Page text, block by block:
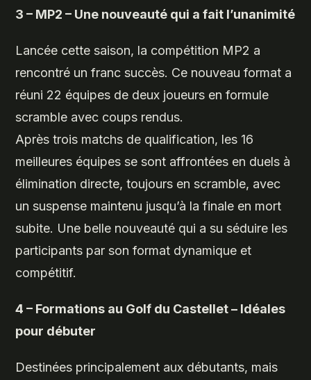
3 – MP2 – Une nouveauté qui a fait l’unanimité
Lancée cette saison, la compétition MP2 a
rencontré un franc succès. Ce nouveau format a
réuni 22 équipes de deux joueurs en formule
scramble avec coups rendus.
Après trois matchs de qualification, les 16
meilleures équipes se sont affrontées en duels à
élimination directe, toujours en scramble, avec
un suspense maintenu jusqu’à la finale en mort
subite. Une belle nouveauté qui a su séduire les
participants par son format dynamique et
compétitif.
4 – Formations au Golf du Castellet – Idéales
pour débuter
Destinées principalement aux débutants, mais